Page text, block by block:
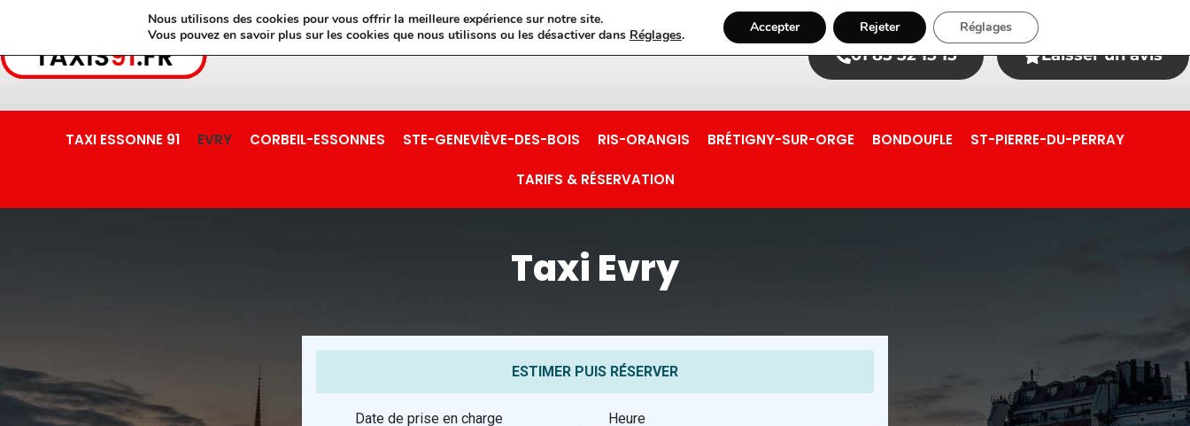
01 85 52 15 15 Laisser un avis
TAXI ESSONNE 91 EVRY CORBEIL-ESSONNES STE-GENEVIÈVE-DES-BOIS RIS-ORANGIS BRÉTIGNY-SUR-ORGE BONDOUFLE ST-PIERRE-DU-PERRAY
TARIFS & RÉSERVATION
Taxi Evry
Nous utilisons des cookies pour vous offrir la meilleure expérience sur notre site.
Vous pouvez en savoir plus sur les cookies que nous utilisons ou les désactiver dans Réglages. Accepter Rejeter Réglages